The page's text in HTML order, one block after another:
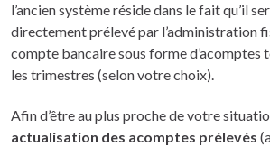
l’ancien système réside dans le fait qu’il
directement prélevé par l’administration
compte bancaire sous forme d’acomptes
les trimestres (selon votre choix).
Afin d’être au plus proche de votre
actualisation des acomptes prélevés